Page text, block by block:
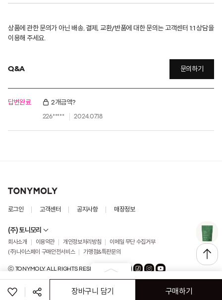
장바구니 담기 구매하기
상품에 관한 문의가 아닌 배송, 결제, 교환/반품에 대한 문의는 고객센터 1:1 상담을
이용해 주세요.
Q&A 문의하기
답변완료 2개금액?
226***** 2024.07.18
로그인 고객센터 공지사항 매장정보
(주) 토니모리
회사소개 이용약관 개인정보처리방침
이메일 무단 수집거부
(주)나이스페이 구매안전서비스
가맹점&특판문의
ⓒ TONYMOLY. ALL RIGHTS RESERVED